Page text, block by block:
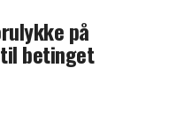
på
betinget